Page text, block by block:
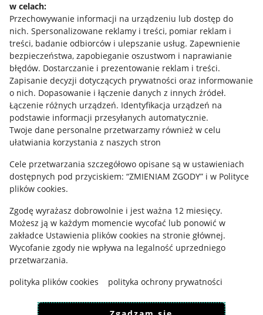
w celach:
Przechowywanie informacji na urządzeniu lub dostęp do
nich. Spersonalizowane reklamy i treści, pomiar reklam i
treści, badanie odbiorców i ulepszanie usług. Zapewnienie
bezpieczeństwa, zapobieganie oszustwom i naprawianie
błędów. Dostarczanie i prezentowanie reklam i treści.
Zapisanie decyzji dotyczących prywatności oraz informowanie
o nich. Dopasowanie i łączenie danych z innych źródeł.
Łączenie różnych urządzeń. Identyfikacja urządzeń na
podstawie informacji przesyłanych automatycznie.
Twoje dane personalne przetwarzamy również w celu
ułatwiania korzystania z naszych stron
Cele przetwarzania szczegółowo opisane są w ustawieniach
dostępnych pod przyciskiem: “ZMIENIAM ZGODY” i w Polityce
plików cookies.
Zgodę wyrażasz dobrowolnie i jest ważna 12 miesięcy.
Możesz ją w każdym momencie wycofać lub ponowić w
zakładce Ustawienia plików cookies na stronie głównej.
Wycofanie zgody nie wpływa na legalność uprzedniego
przetwarzania.
polityka plików cookies
polityka ochrony prywatności
Allegro Gadane dla sprzedających
Allegro Gadane dla kupujących
Mapa miejscowości
Informacje prawne
Regulamin
Polityka plików "cookies"
Ustawienia plików "cookies"
Udostępnianie lokalizacji
Informacje dla Aktu o Usługach Cyfrowych
Pobierz aplikację